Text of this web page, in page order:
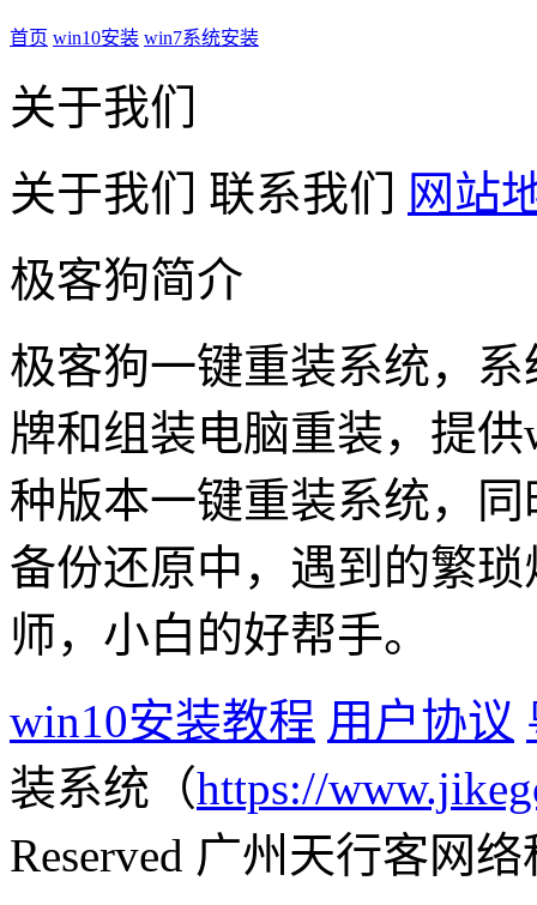
首页 win10安装 win7系统安装
关于我们
关于我们 联系我们 网站
极客狗简介
极客狗一键重装系统，
牌和组装电脑重装，提
种版本一键重装系统，
备份还原中，遇到的繁
师，小白的好帮手。
win10安装教程 用户协议
装系统（https://
Reserved 广州天行客网